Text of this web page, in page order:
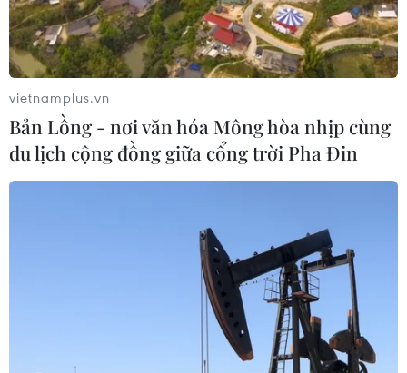
vietnamplus.vn
Bản Lồng - nơi văn hóa Mông hòa nhịp cùng
du lịch cộng đồng giữa cổng trời Pha Đin